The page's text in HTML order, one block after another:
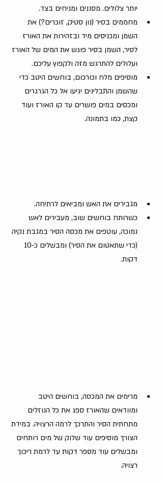
יותר צלולים. מסננים ומניחים בצד.
מחממים בסיר (נון סטיק, זוכרים?) את
השמן ומכניסים מיד ובזהירות את האורז
לסיר, השמן בסיר פוגש את המים של האורז
ועלולים להתרגש מזה ולקפוץ עליכם.
מוסיפים מלח וכורכום, בוחשים היטב כדי
שהשמן והתבלינים יגיעו אל כל הגרגרים
ומכסים במים פושרים עד קו האורז ועוד
קצת, כמו בתמונה.
מגבירים את האש ומביאים לרתיחה.
כשרותח בוחשים שוב, מעבירים לאש
נמוכה, עוטפים את מכסה הסיר במגבת נקיה
דקות.
מרימים את המכסה, בוחשים היטב
ומוודאים שהאורז ספג את כל הנוזלים
מתחתית הסיר והתרכך לרמה הרצויה. במידת
הצורך מוסיפים עוד שלוק של מים רותחים
ומבשלים עוד מספר דקות עד לרמת ריכוך
רצויה.